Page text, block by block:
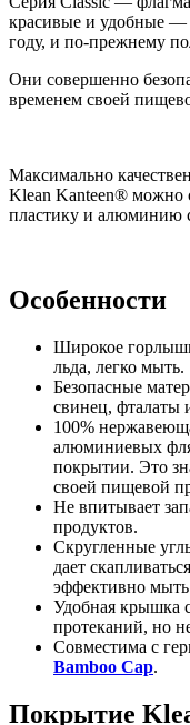
красивые и удобные —
году, и по-прежнему
Они совершенно
временем своей
Максимально
Klean Kanteen® можно
пластику и алюминию
Особенности
Широкое
льда, легко мыть.
Безопасные
свинец, фталаты
100%
алюминиевых
покрытии. Это
своей пищевой
Не впитывает
продуктов.
Скругленные
дает
эффективно
Удобная крышка
протеканий, но
Совместима с
Bamboo Cap.
Покрытие